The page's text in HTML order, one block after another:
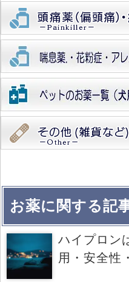
お薬に関する記
ハイプロン
用・安全性